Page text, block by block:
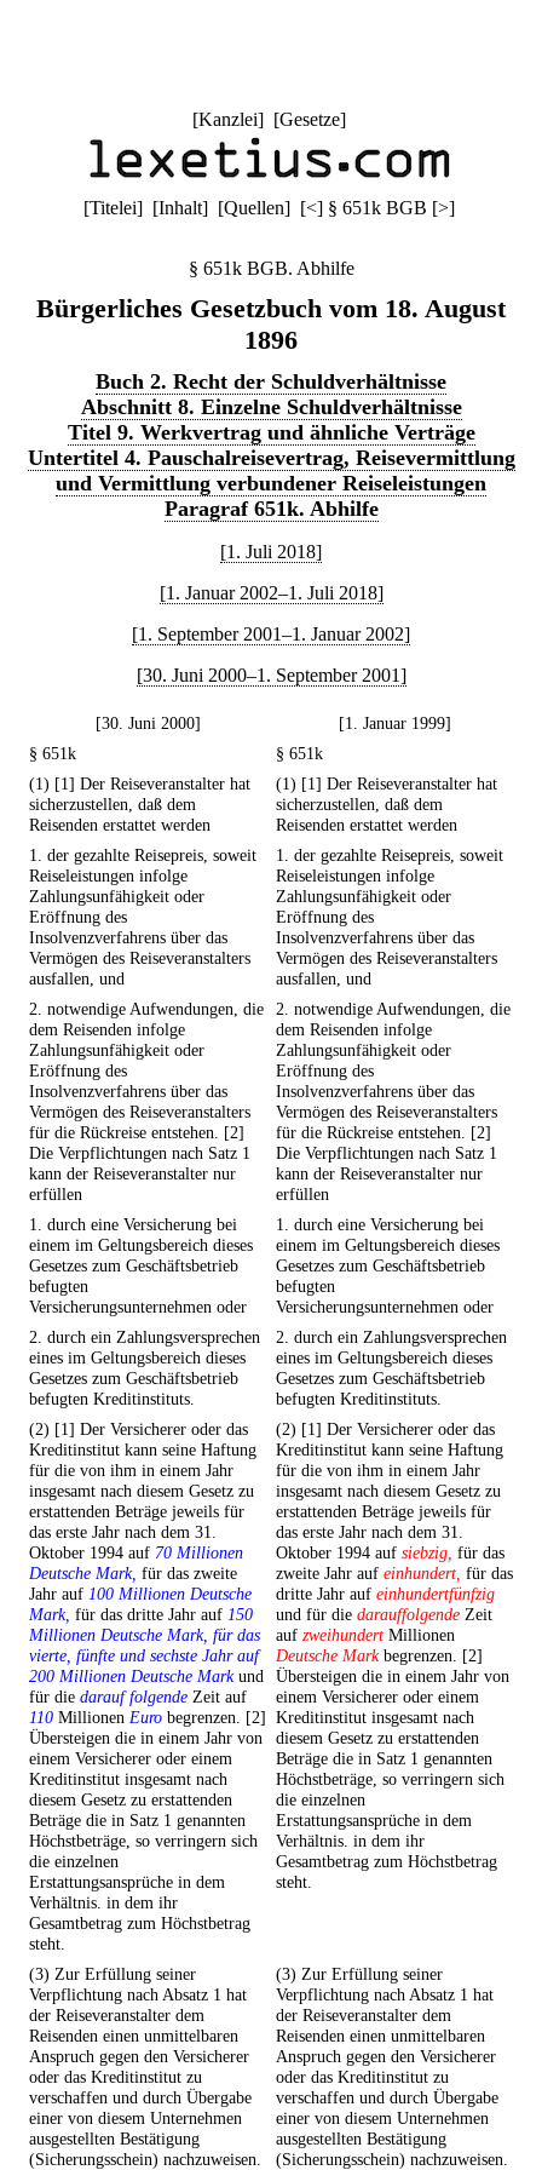
[Kanzlei] [Gesetze]
[Titelei] [Inhalt] [Quellen] [<] § 651k BGB [>]
§ 651k BGB. Abhilfe
Bürgerliches Gesetzbuch vom 18. August
1896
Buch 2. Recht der Schuldverhältnisse
Abschnitt 8. Einzelne Schuldverhältnisse
Titel 9. Werkvertrag und ähnliche Verträge
Untertitel 4. Pauschalreisevertrag, Reisevermittlung
und Vermittlung verbundener Reiseleistungen
Paragraf 651k. Abhilfe
[1. Juli 2018]
[1. Januar 2002–1. Juli 2018]
[1. September 2001–1. Januar 2002]
[30. Juni 2000–1. September 2001]
[30. Juni 2000]
[1. Januar 1999]
§ 651k
§ 651k
(1) [1] Der Reiseveranstalter hat
sicherzustellen, daß dem
Reisenden erstattet werden
(1) [1] Der Reiseveranstalter hat
sicherzustellen, daß dem
Reisenden erstattet werden
1. der gezahlte Reisepreis, soweit
Reiseleistungen infolge
Zahlungsunfähigkeit oder
Eröffnung des
Insolvenzverfahrens über das
Vermögen des Reiseveranstalters
ausfallen, und
1. der gezahlte Reisepreis, soweit
Reiseleistungen infolge
Zahlungsunfähigkeit oder
Eröffnung des
Insolvenzverfahrens über das
Vermögen des Reiseveranstalters
ausfallen, und
2. notwendige Aufwendungen, die
dem Reisenden infolge
Zahlungsunfähigkeit oder
Eröffnung des
Insolvenzverfahrens über das
Vermögen des Reiseveranstalters
für die Rückreise entstehen. [2]
Die Verpflichtungen nach Satz 1
kann der Reiseveranstalter nur
erfüllen
2. notwendige Aufwendungen, die
dem Reisenden infolge
Zahlungsunfähigkeit oder
Eröffnung des
Insolvenzverfahrens über das
Vermögen des Reiseveranstalters
für die Rückreise entstehen. [2]
Die Verpflichtungen nach Satz 1
kann der Reiseveranstalter nur
erfüllen
1. durch eine Versicherung bei
einem im Geltungsbereich dieses
Gesetzes zum Geschäftsbetrieb
befugten
Versicherungsunternehmen oder
1. durch eine Versicherung bei
einem im Geltungsbereich dieses
Gesetzes zum Geschäftsbetrieb
befugten
Versicherungsunternehmen oder
2. durch ein Zahlungsversprechen
eines im Geltungsbereich dieses
Gesetzes zum Geschäftsbetrieb
befugten Kreditinstituts.
2. durch ein Zahlungsversprechen
eines im Geltungsbereich dieses
Gesetzes zum Geschäftsbetrieb
befugten Kreditinstituts.
(2) [1] Der Versicherer oder das
Kreditinstitut kann seine Haftung
für die von ihm in einem Jahr
insgesamt nach diesem Gesetz zu
erstattenden Beträge jeweils für
das erste Jahr nach dem 31.
Oktober 1994 auf 70 Millionen
Deutsche Mark, für das zweite
Jahr auf 100 Millionen Deutsche
Mark, für das dritte Jahr auf 150
Millionen Deutsche Mark, für das
vierte, fünfte und sechste Jahr auf
200 Millionen Deutsche Markund
für die darauf folgende Zeit auf
110 Millionen Euro begrenzen. [2]
Übersteigen die in einem Jahr von
einem Versicherer oder einem
Kreditinstitut insgesamt nach
diesem Gesetz zu erstattenden
Beträge die in Satz 1 genannten
Höchstbeträge, so verringern sich
die einzelnen
Erstattungsansprüche in dem
Verhältnis. in dem ihr
Gesamtbetrag zum Höchstbetrag
steht.
(2) [1] Der Versicherer oder das
Kreditinstitut kann seine Haftung
für die von ihm in einem Jahr
insgesamt nach diesem Gesetz zu
erstattenden Beträge jeweils für
das erste Jahr nach dem 31.
Oktober 1994 auf siebzig, für das
zweite Jahr auf einhundert, für das
dritte Jahr auf einhundertfünfzig
und für die darauffolgende Zeit
auf zweihundert Millionen
Deutsche Markbegrenzen. [2]
Übersteigen die in einem Jahr von
einem Versicherer oder einem
Kreditinstitut insgesamt nach
diesem Gesetz zu erstattenden
Beträge die in Satz 1 genannten
Höchstbeträge, so verringern sich
die einzelnen
Erstattungsansprüche in dem
Verhältnis. in dem ihr
Gesamtbetrag zum Höchstbetrag
steht.
(3) Zur Erfüllung seiner
Verpflichtung nach Absatz 1 hat
der Reiseveranstalter dem
Reisenden einen unmittelbaren
Anspruch gegen den Versicherer
oder das Kreditinstitut zu
verschaffen und durch Übergabe
einer von diesem Unternehmen
ausgestellten Bestätigung
(Sicherungsschein) nachzuweisen.
(3) Zur Erfüllung seiner
Verpflichtung nach Absatz 1 hat
der Reiseveranstalter dem
Reisenden einen unmittelbaren
Anspruch gegen den Versicherer
oder das Kreditinstitut zu
verschaffen und durch Übergabe
einer von diesem Unternehmen
ausgestellten Bestätigung
(Sicherungsschein) nachzuweisen.